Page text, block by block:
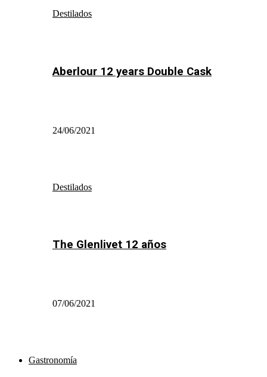
Destilados
Aberlour 12 years Double Cask
24/06/2021
Destilados
The Glenlivet 12 años
07/06/2021
Gastronomía